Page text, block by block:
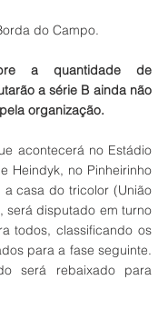
do Campo.
a quantidade de
a série B ainda não
organização.
acontecerá no Estádio
Heindyk, no Pinheirinho
a casa do tricolor (União
será disputado em turno
todos, classificando os
para a fase seguinte.
será rebaixado para